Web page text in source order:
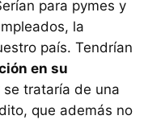
para pymes y
la
país. Tendrían
en su
se trataría de una
que además no